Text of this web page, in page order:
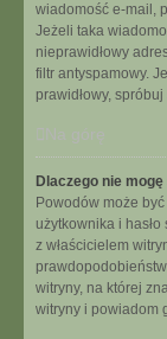
wiadomość e-mail,
Jeżeli taka
nieprawidłowy
filtr antyspamowy.
prawidłowy,
Na górę
Dlaczego nie
Powodów może
użytkownika i
z właścicielem
witryny, na której
witryny i powiadom